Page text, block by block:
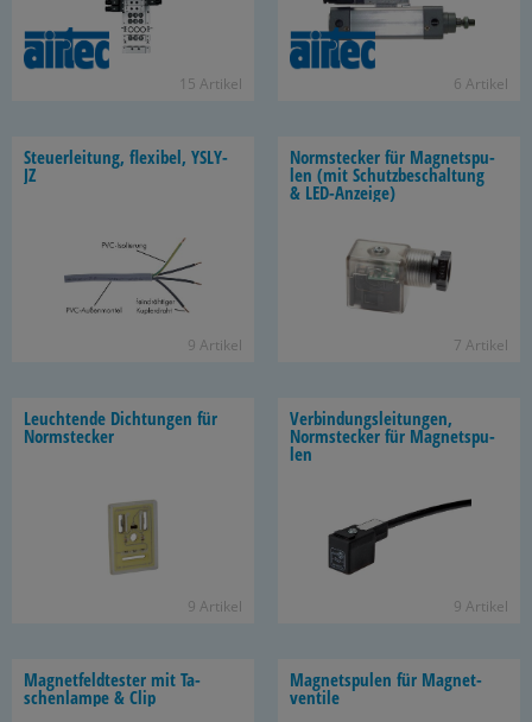
15 Ar­ti­kel 6 Ar­ti­kel
Steu­er­lei­tung, fle­xi­bel, YSLY-​
JZ
9 Ar­ti­kel
Norm­ste­cker für Ma­gnet­spu­
len (mit Schutz­be­schal­tung
& LED-​Anzeige)
7 Ar­ti­kel
Leuch­ten­de Dich­tun­gen für
Norm­ste­cker
9 Ar­ti­kel
Ver­bin­dungs­lei­tun­gen,
Norm­ste­cker für Ma­gnet­spu­
len
9 Ar­ti­kel
Ma­gnet­feld­tes­ter mit Ta­
schen­lam­pe & Clip
Ma­gnet­spu­len für Ma­gnet­
ven­ti­le